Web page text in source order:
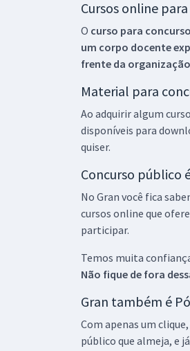
Cursos online
O curso para
um corpo docente
frente da
Material para
Ao adquirir algum
disponíveis para
quiser.
Concurso público
No Gran você fica
cursos online que
participar.
Temos muita
Não fique de fora
Gran também é
Com apenas um
público que almeja, e